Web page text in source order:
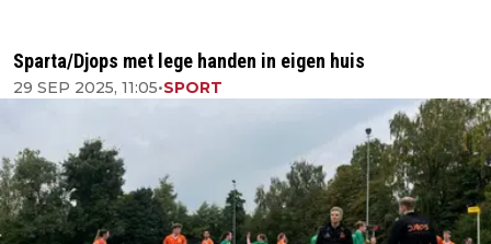
Sparta/Djops met lege handen in eigen huis
29 SEP 2025, 11:05•SPORT